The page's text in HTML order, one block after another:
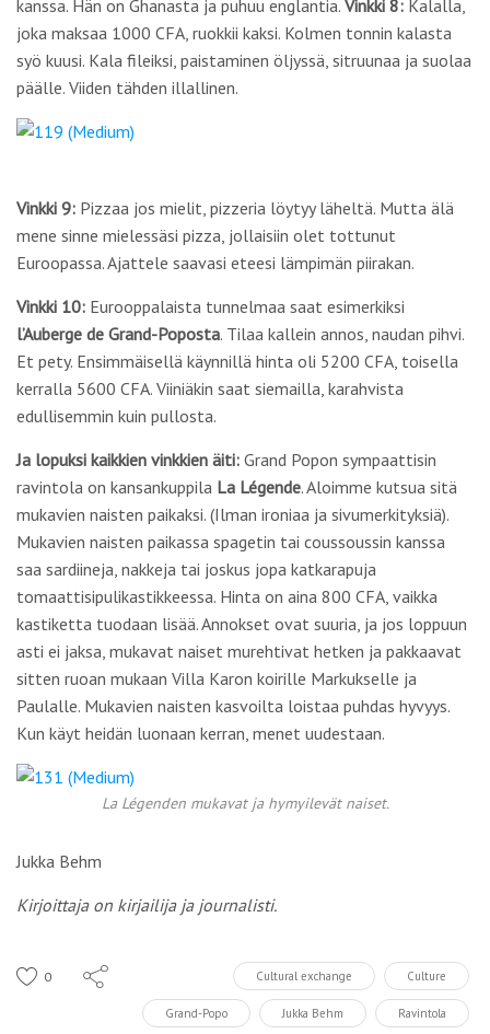
kanssa. Hän on Ghanasta ja puhuu englantia. Vinkki 8: Kalalla,
joka maksaa 1000 CFA, ruokkii kaksi. Kolmen tonnin kalasta
syö kuusi. Kala fileiksi, paistaminen öljyssä, sitruunaa ja suolaa
päälle. Viiden tähden illallinen.
Vinkki 9: Pizzaa jos mielit, pizzeria löytyy läheltä. Mutta älä
mene sinne mielessäsi pizza, jollaisiin olet tottunut
Euroopassa. Ajattele saavasi eteesi lämpimän piirakan.
Vinkki 10: Eurooppalaista tunnelmaa saat esimerkiksi
l’Auberge de Grand-Poposta. Tilaa kallein annos, naudan pihvi.
Et pety. Ensimmäisellä käynnillä hinta oli 5200 CFA, toisella
kerralla 5600 CFA. Viiniäkin saat siemailla, karahvista
edullisemmin kuin pullosta.
Ja lopuksi kaikkien vinkkien äiti: Grand Popon sympaattisin
ravintola on kansankuppila La Légende. Aloimme kutsua sitä
mukavien naisten paikaksi. (Ilman ironiaa ja sivumerkityksiä).
Mukavien naisten paikassa spagetin tai coussoussin kanssa
saa sardiineja, nakkeja tai joskus jopa katkarapuja
tomaattisipulikastikkeessa. Hinta on aina 800 CFA, vaikka
kastiketta tuodaan lisää. Annokset ovat suuria, ja jos loppuun
asti ei jaksa, mukavat naiset murehtivat hetken ja pakkaavat
sitten ruoan mukaan Villa Karon koirille Markukselle ja
Paulalle. Mukavien naisten kasvoilta loistaa puhdas hyvyys.
Kun käyt heidän luonaan kerran, menet uudestaan.
La Légenden mukavat ja hymyilevät naiset.
Jukka Behm
Kirjoittaja on kirjailija ja journalisti.
0 Cultural exchange Culture
Grand-Popo Jukka Behm Ravintola